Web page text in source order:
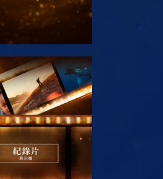
探索系列節目